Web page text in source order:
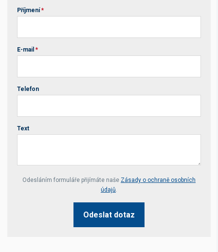
Příjmení *
E-mail *
Telefon
Text
Your website *
Odesláním formuláře přijímáte naše Zásady o ochraně osobních
údajů.
Odeslat dotaz